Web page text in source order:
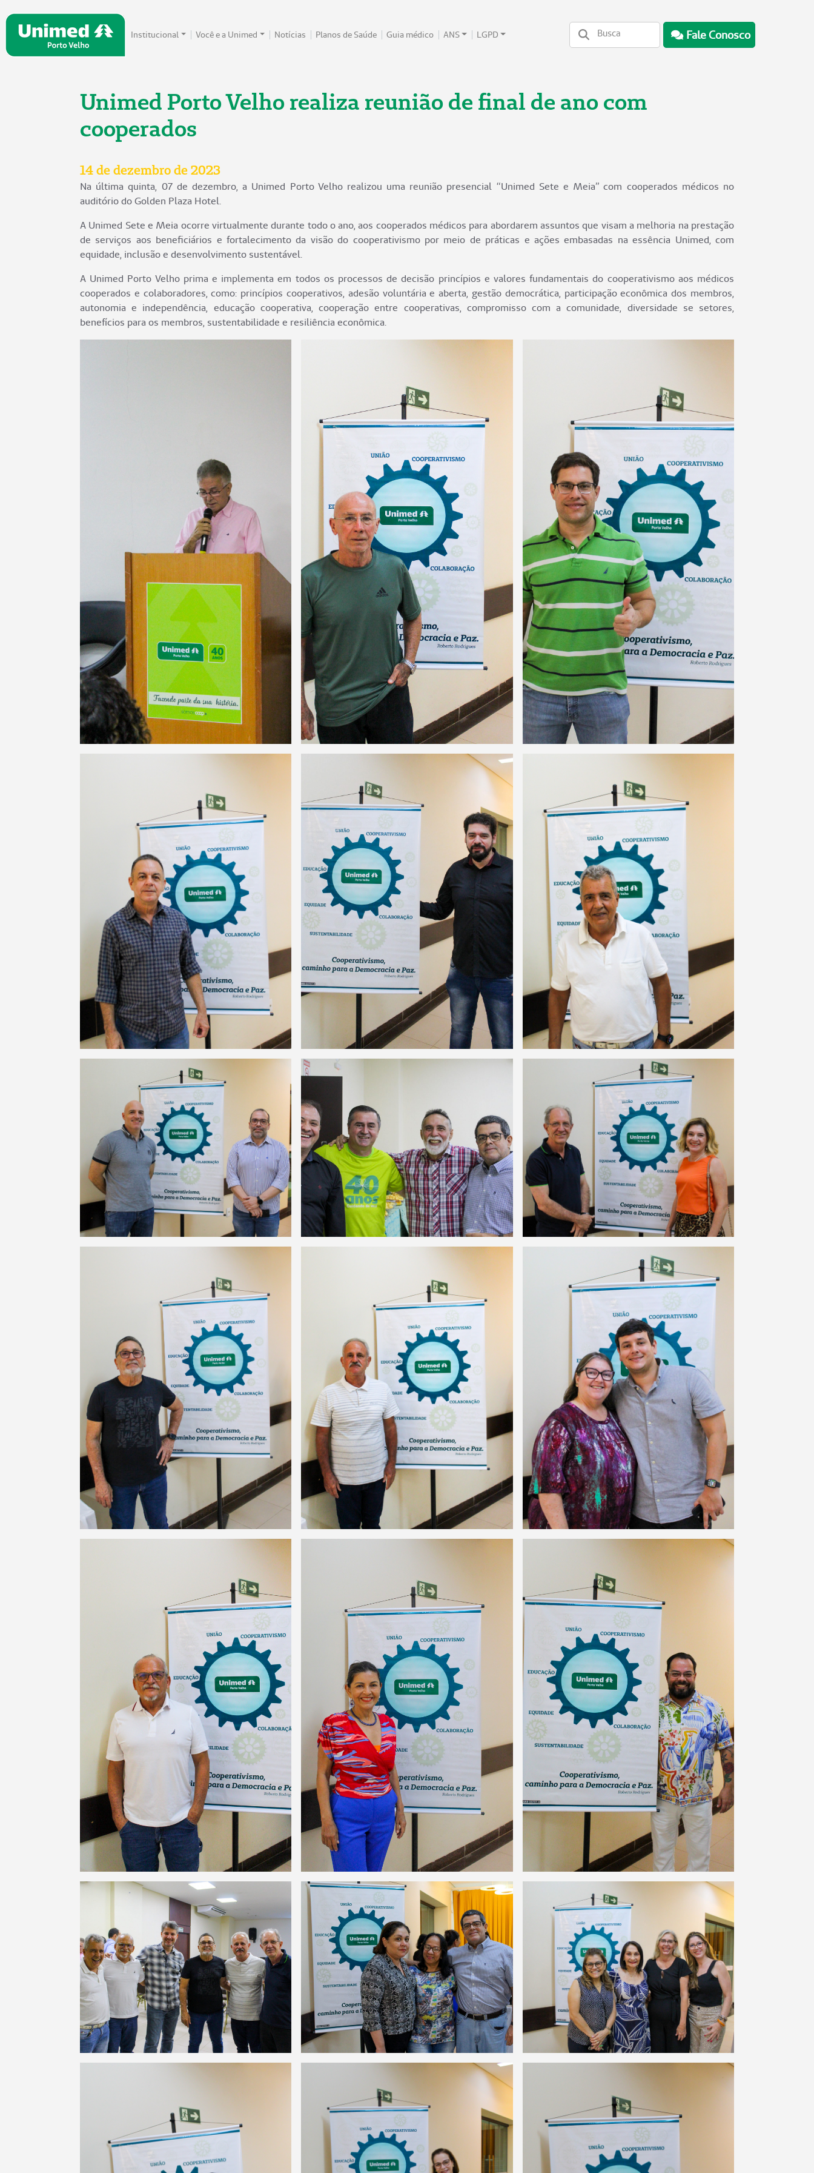
Institucional Você e a Unimed Notícias Planos de Saúde Guia médico ANS LGPD Fale Conosco
Unimed Porto Velho realiza reunião de final de ano com
cooperados
14 de dezembro de 2023
Na última quinta, 07 de dezembro, a Unimed Porto Velho realizou uma reunião presencial “Unimed Sete e Meia” com cooperados médicos no
auditório do Golden Plaza Hotel.
A Unimed Sete e Meia ocorre virtualmente durante todo o ano, aos cooperados médicos para abordarem assuntos que visam a melhoria na prestação
de serviços aos beneficiários e fortalecimento da visão do cooperativismo por meio de práticas e ações embasadas na essência Unimed, com
equidade, inclusão e desenvolvimento sustentável.
A Unimed Porto Velho prima e implementa em todos os processos de decisão princípios e valores fundamentais do cooperativismo aos médicos
cooperados e colaboradores, como: princípios cooperativos, adesão voluntária e aberta, gestão democrática, participação econômica dos membros,
autonomia e independência, educação cooperativa, cooperação entre cooperativas, compromisso com a comunidade, diversidade se setores,
benefícios para os membros, sustentabilidade e resiliência econômica.